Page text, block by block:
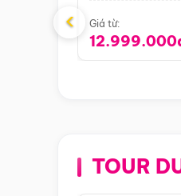
Giá từ:
‹
TOUR